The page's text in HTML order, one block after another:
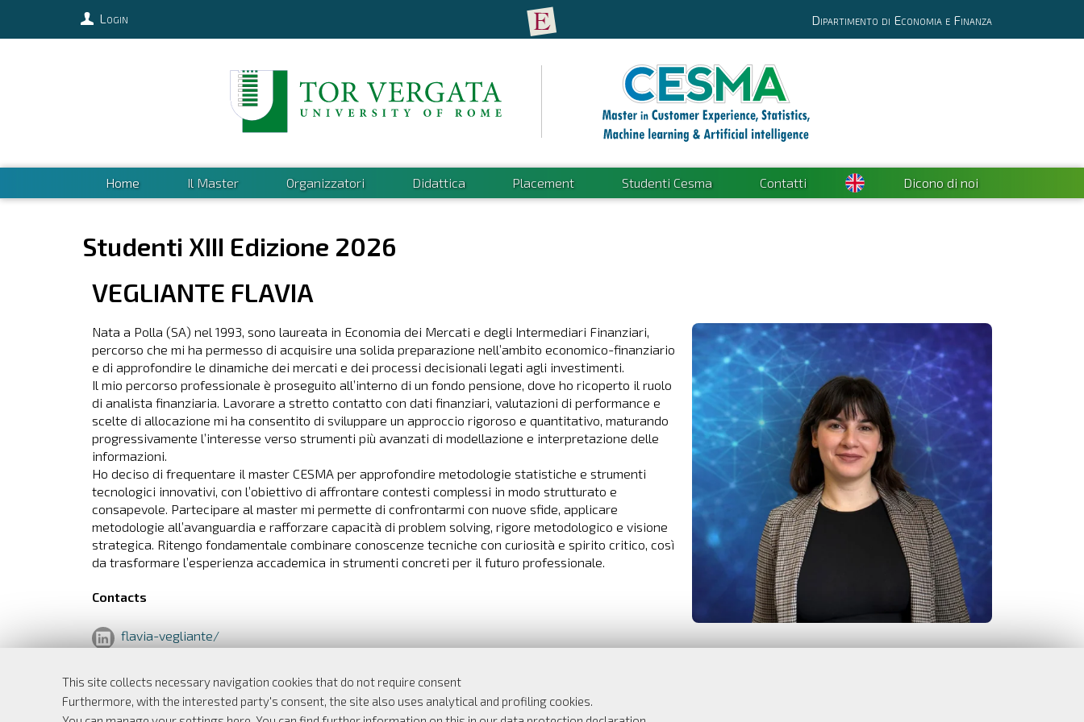
This site collects necessary navigation cookies that do not require consent
Furthermore, with the interested party's consent, the site also uses analytical and profiling cookies.
Dipartimento di Economia e Finanza
Login
Home Il Master Organizzatori Didattica Placement Studenti Cesma Contatti Dicono di noi
Studenti XIII Edizione 2026
VEGLIANTE FLAVIA
Nata a Polla (SA) nel 1993, sono laureata in Economia dei Mercati e degli Intermediari Finanziari,
percorso che mi ha permesso di acquisire una solida preparazione nell’ambito economico-finanziario
e di approfondire le dinamiche dei mercati e dei processi decisionali legati agli investimenti.
Il mio percorso professionale è proseguito all’interno di un fondo pensione, dove ho ricoperto il ruolo
di analista finanziaria. Lavorare a stretto contatto con dati finanziari, valutazioni di performance e
scelte di allocazione mi ha consentito di sviluppare un approccio rigoroso e quantitativo, maturando
progressivamente l’interesse verso strumenti più avanzati di modellazione e interpretazione delle
informazioni.
Ho deciso di frequentare il master CESMA per approfondire metodologie statistiche e strumenti
tecnologici innovativi, con l’obiettivo di affrontare contesti complessi in modo strutturato e
consapevole. Partecipare al master mi permette di confrontarmi con nuove sfide, applicare
metodologie all’avanguardia e rafforzare capacità di problem solving, rigore metodologico e visione
strategica. Ritengo fondamentale combinare conoscenze tecniche con curiosità e spirito critico, così
da trasformare l’esperienza accademica in strumenti concreti per il futuro professionale.
Contacts
flavia-vegliante/
Dipartimento di Economia e Finanza